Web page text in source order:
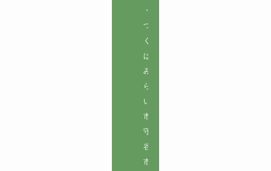
・
つ
く
ば
み
ら
い
市
守
谷
市